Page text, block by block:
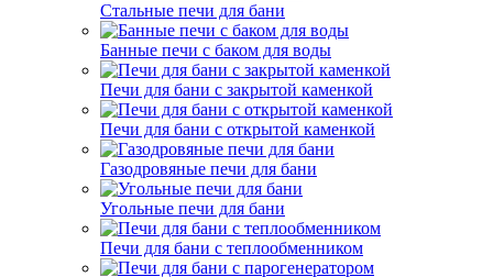
Стальные печи для бани
Банные печи с баком для воды
Печи для бани с закрытой каменкой
Печи для бани с открытой каменкой
Газодровяные печи для бани
Угольные печи для бани
Печи для бани с теплообменником